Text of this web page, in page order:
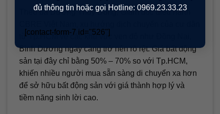
đủ thông tin hoặc gọi Hotline: 0969.23.33.23
[contact-form-7 id="526"]
Theo bà Dương Thùy Dung, Giám đốc điều hành
từ Tp.HCM về các khu vực ven đô như Đồng Nai,
Bình Dương ngày càng trở nên rõ rệt. Giá bất động
sản tại đây chỉ bằng 50% – 70% so với Tp.HCM,
khiến nhiều người mua sẵn sàng di chuyển xa hơn
để sở hữu bất động sản với giá thành hợp lý và
tiềm năng sinh lời cao.